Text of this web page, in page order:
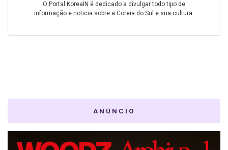
O Portal KoreaIN é dedicado a divulgar todo tipo de
informação e noticia sobre a Coreia do Sul e sua cultura.
ANÚNCIO